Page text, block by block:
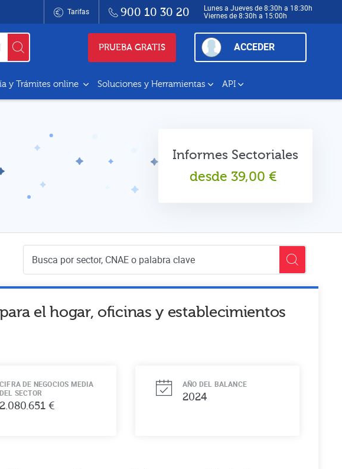
Tarifas 900 10 30 20
Lunes a Jueves de 8:30h a 18:30h
Viernes de 8:30h a 15:00h
PRUEBA GRATIS ACCEDER
y Trámites online Soluciones y Herramientas API
Informes Sectoriales
desde 39,00 €
el hogar, oficinas y establecimientos
CIFRA DE NEGOCIOS MEDIA
DEL SECTOR
2.080.651 €
AÑO DEL BALANCE
2024